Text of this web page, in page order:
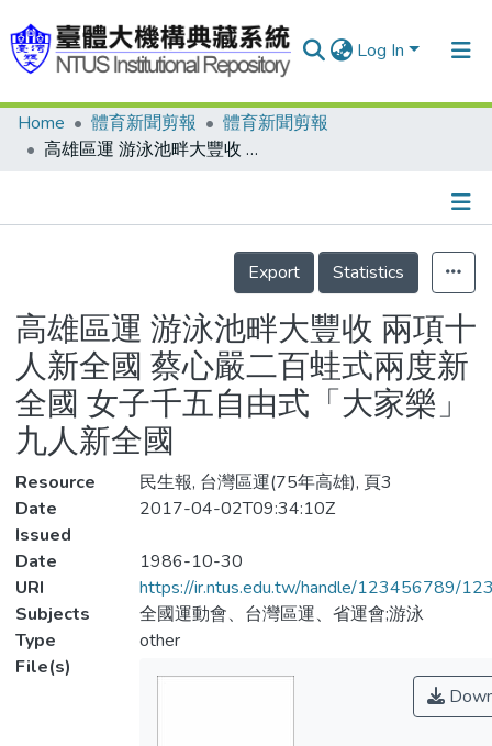
Log In
Communities & Collections
Statistics
Home 體育新聞剪報
體育新聞剪報
高雄區運 游泳池畔大豐收 兩項十人新全國 蔡心嚴二百蛙式兩度新全國 女子千五自由式「大家樂」九人新全國
Details
Export
Statistics
高雄區運 游泳池畔大豐收 兩項十
人新全國 蔡心嚴二百蛙式兩度新
全國 女子千五自由式「大家樂」
九人新全國
Resource
民生報, 台灣區運(75年高雄), 頁3
Date
Issued
2017-04-02T09:34:10Z
Date
1986-10-30
URI
https://ir.ntus.edu.tw/handle/123456789/
Subjects
全國運動會、台灣區運、省運會;游泳
Type
other
File(s)